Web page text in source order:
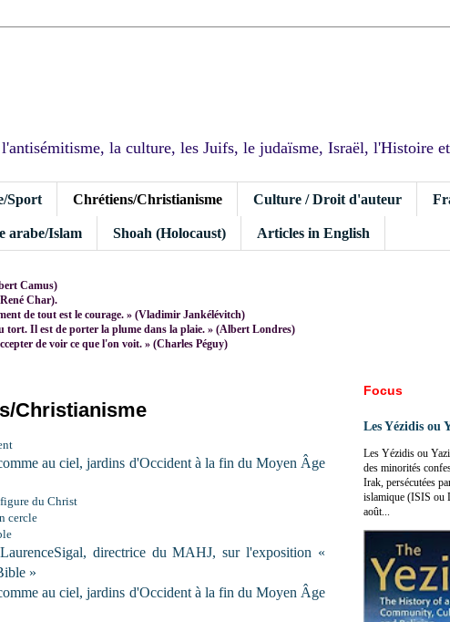
la culture, les Juifs, le judaïsme, Israël, l'Histoire
Sport Chrétiens/Christianisme Culture / Droit d'auteur
arabe/Islam Shoah (Holocaust) Articles in English
Camus)
Char).
de tout est le courage. » (Vladimir Jankélévitch)
tort. Il est de porter la plume dans la plaie. » (Albert Londres)
de voir ce que l'on voit. » (Charles Péguy)
Christianisme
au ciel, jardins d'Occident à la fin du Moyen Âge
du Christ
cercle
directrice du MAHJ, sur l'exposition «
»
au ciel, jardins d'Occident à la fin du Moyen Âge
Focus
Les Yézidis ou
Les Yézidis ou
des minorités
Irak, persécutées
islamique (ISIS ou
août...